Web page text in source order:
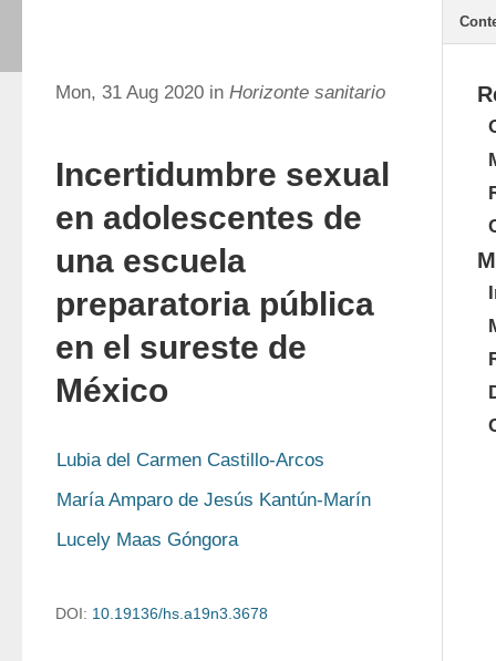
Mon, 31 Aug 2020 in Horizonte sanitario
Incertidumbre sexual
en adolescentes de
una escuela
preparatoria pública
en el sureste de
México
Lubia del Carmen Castillo-Arcos
María Amparo de Jesús Kantún-Marín
Lucely Maas Góngora
DOI: 10.19136/hs.a19n3.3678